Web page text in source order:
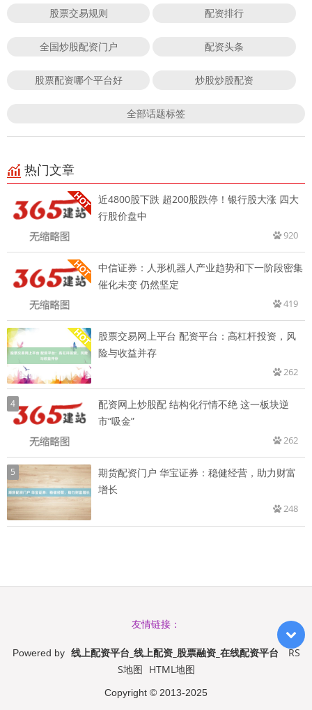
股票交易规则 配资排行
全国炒股配资门户 配资头条
股票配资哪个平台好 炒股炒股配资
全部话题标签
热门文章
近4800股下跌 超200股跌停！银行股大涨 四大
行股价盘中
920
中信证券：人形机器人产业趋势和下一阶段密集
催化未变 仍然坚定
419
股票交易网上平台 配资平台：高杠杆投资，风
险与收益并存
262
4
配资网上炒股配 结构化行情不绝 这一板块逆
市“吸金”
262
5
期货配资门户 华宝证券：稳健经营，助力财富
增长
248
友情链接：
Powered by 线上配资平台_线上配资_股票融资_在线配资平台
RS
S地图 HTML地图
Copyright © 2013-2025